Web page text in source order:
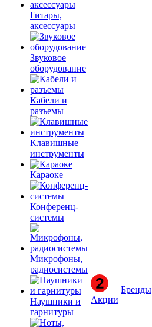
Гитары,
аксессуары
Звуковое
оборудование
Кабели и
разъемы
Клавишные
инструменты
Караоке
Конференц-
системы
Микрофоны,
радиосистемы
Наушники и
гарнитуры
Акции
Бренды